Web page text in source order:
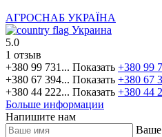
АГРОСНАБ УКРАЇНА
Украина
5.0
1 отзыв
+380 99 731... Показать +380 99
+380 67 394... Показать +380 67
+380 44 222... Показать +380 44
Больше информации
Напишите нам